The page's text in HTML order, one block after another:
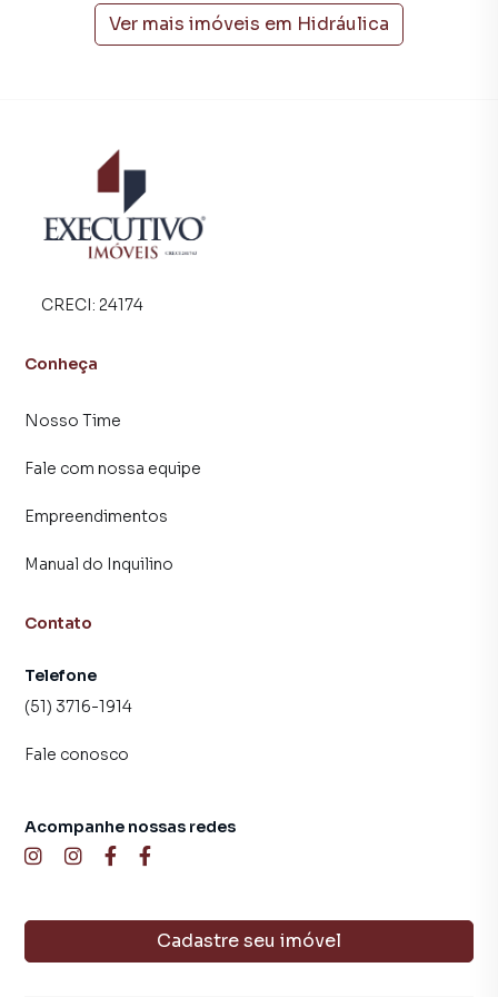
atendimento preparada para atender proprietários e
inquilinos.
Ver mais imóveis em Hidráulica
CRECI: 24174
Conheça
Nosso Time
Fale com nossa equipe
Empreendimentos
Manual do Inquilino
Contato
Telefone
(51) 3716-1914
Fale conosco
Cadastre seu imóvel
Acompanhe nossas redes